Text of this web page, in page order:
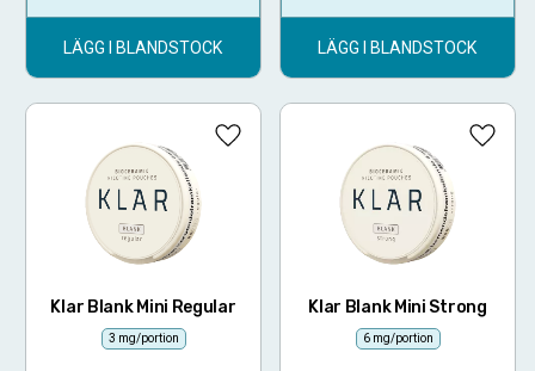
LÄGG I BLANDSTOCK LÄGG I BLANDSTOCK
Klar Blank Mini Regular
3 mg/portion
Lägg till i favoriter
Klar Blank Mini Strong
6 mg/portion
Lägg